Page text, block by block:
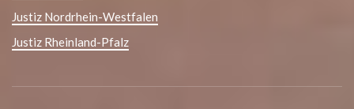
Justiz Nordrhein-Westfalen
Justiz Rheinland-Pfalz